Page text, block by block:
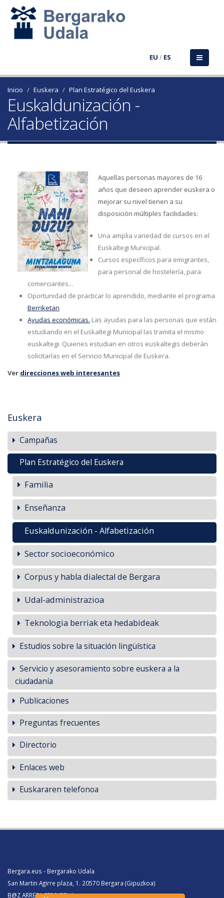
EU / ES
Inicio Euskera Plan Estratégico del Euskera
Euskaldunización -
Alfabetización
Aquellas personas mayores de 16
años que deseen aprender euskera o
mejorar su nivel tienen a su
disposición múltiples facilidades:
Una amplia variedad de cursos en el
Euskaltegi Municipal.
Cursos específicos para emigrantes,
para personal de hostelería, para
comerciantes...
Oportunidad de practicar lo aprendido, mediante el programa
Berriketan
Ayudas económicas. Las ayudas para las personas que están
estudiando en el Euskaltegi Municipal las tramita el mismo
euskaltegi. Quienes estudian en otros euskaltegis deberán
solicitarlas en el Servicio Municipal de Euskera.
Ver direcciones web interesantes
Euskera
Campañas
Plan Estratégico del Euskera
Familia
Enseñanza
Euskaldunización - Alfabetización
Sector socioeconómico
Corpus y habla dialectal de Bergara
Udal-administrazioa
Teknologia berriak eta hedabideak
Estudios sobre la situación lingüística
Servicio y asesoramiento sobre euskera a la
ciudadanía
Publicaciones
Preguntas frecuentes
Directorio
Enlaces web
Euskararen telefonoa
Bergara.eus - Bergarako Udala
San Martin Agirre plaza, 1. 20570 Bergara (Gipuzkoa)
B@Z ARRETA ZERBITZUA: